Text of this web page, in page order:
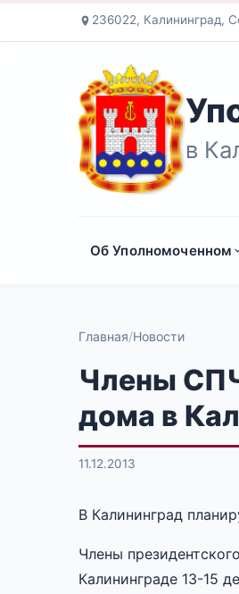
236022, Калининград,
в
Об Уполномоченном
Главная Новости
Члены
дома в
11.12.2013
В Калининград
Члены
Калининграде 13-15